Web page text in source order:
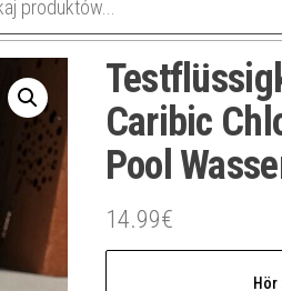
Caribic
Pool
14.99€
Hör